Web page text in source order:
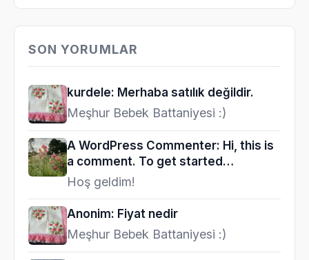
SON YORUMLAR
kurdele: Merhaba satılık değildir.
Meşhur Bebek Battaniyesi :)
A WordPress Commenter: Hi, this is
a comment. To get started…
Hoş geldim!
Anonim: Fiyat nedir
Meşhur Bebek Battaniyesi :)